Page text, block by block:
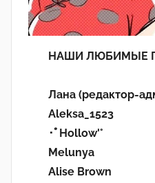
НАШИ ЛЮБИМЫЕ
Лана (редактор-
Aleksa_1523
･ﾟHollow'°
Melunya
Alise Brown